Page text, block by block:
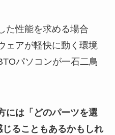
た性能を求める場合
ェアが軽快に動く環境
パソコンが一石二鳥
には「どのパーツを選
ることもあるかもしれ